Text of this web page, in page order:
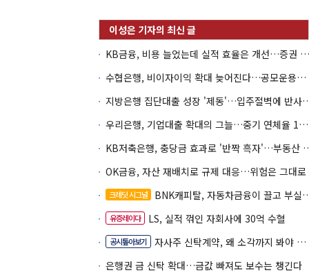
KB금융, 비용 늘었는데 실적 효율은 개선…증권 호황 효과
수협은행, 비이자이익 확대 늦어진다…공모운용사 인가 연말로
지방은행 집단대출 성장 '
우리은행, 기업대출 확대의 그늘…중기 연체율 10년 만에 최고
KB저축은행, 충당금
OK금융, 자산 재배치로 규제 대응…위험은 그대로
크레딧 시그널 BNK캐피탈, 자동차금융이 끌고 부실여신이 발목
유증레이다 LS, 실적 꺾인 자회사에 30억 수혈
공시톺아보기
자사주 신탁계약, 왜 소각까지 봐야 할까
은행권 금 신탁 확대…금값 빠져도 보수는 챙긴다